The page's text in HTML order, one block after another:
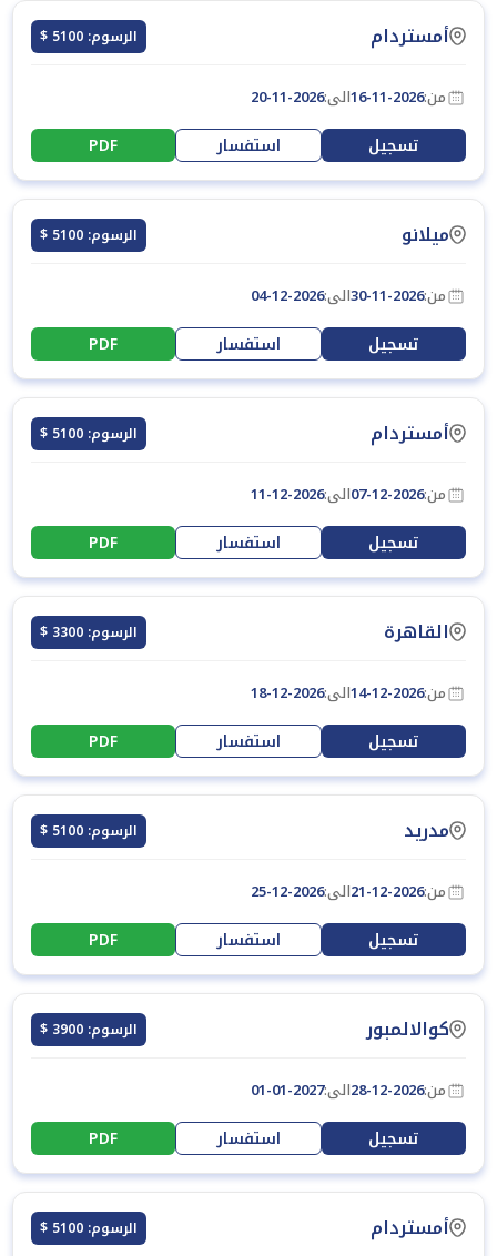
أمستردام الرسوم: 5100 $
من:16-11-2026الى:20-11-2026
تسجيل استفسار PDF
ميلانو الرسوم: 5100 $
من:30-11-2026الى:04-12-2026
تسجيل استفسار PDF
أمستردام الرسوم: 5100 $
من:07-12-2026الى:11-12-2026
تسجيل استفسار PDF
القاهرة الرسوم: 3300 $
من:14-12-2026الى:18-12-2026
تسجيل استفسار PDF
مدريد الرسوم: 5100 $
من:21-12-2026الى:25-12-2026
تسجيل استفسار PDF
كوالالمبور الرسوم: 3900 $
من:28-12-2026الى:01-01-2027
تسجيل استفسار PDF
أمستردام الرسوم: 5100 $